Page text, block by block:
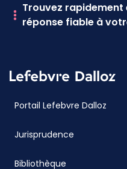
Trouvez
réponse fiable à
Portail Lefebvre Dalloz
Jurisprudence
Bibliothèque